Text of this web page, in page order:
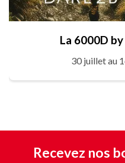
La 6000D
30 juillet au
Recevez nos